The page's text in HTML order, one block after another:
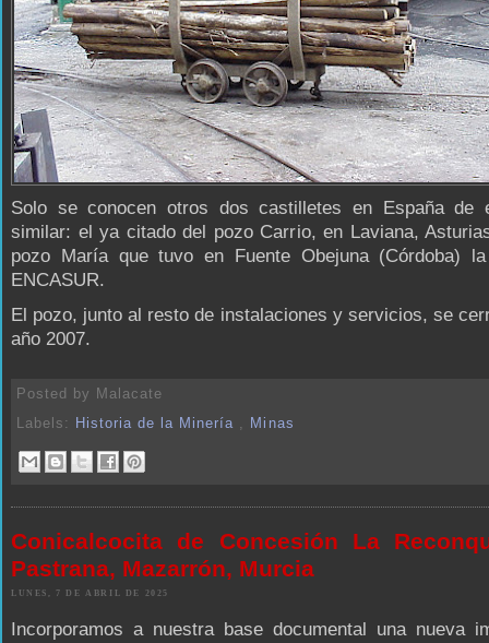
Solo se conocen otros dos castilletes en España de
similar: el ya citado del pozo Carrio, en Laviana,
pozo María que tuvo en Fuente Obejuna (Córdoba)
ENCASUR.
El pozo, junto al resto de instalaciones y servicios, se
año 2007.
Posted by Malacate
Labels:
Historia de la Minería , Minas
Conicalcocita de Concesión La
Pastrana, Mazarrón, Murcia
LUNES, 7 DE ABRIL DE 2025
Incorporamos a nuestra base documental una nueva